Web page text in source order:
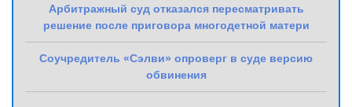
Арбитражный суд отказался пересматривать
решение после приговора многодетной матери
Соучредитель «Сэлви» опроверг в суде версию
обвинения